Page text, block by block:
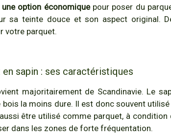
option économiquepour poser du
sa teinte douce et son aspect original.
votre parquet.
en sapin : ses caractéristiques
majoritairement de Scandinavie. Le
la moins dure. Il est donc souvent
être utilisé comme parquet, à
dans les zones de forte fréquentation.